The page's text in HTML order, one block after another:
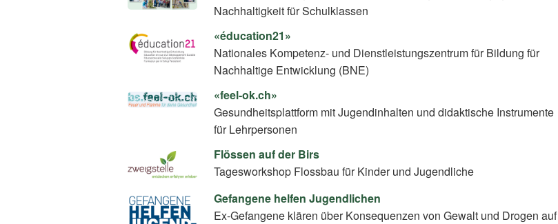
Nachhaltigkeit für Schulklassen
«éducation21»
Nationales Kompetenz- und Dienstleistungszentrum für Bildung für
Nachhaltige Entwicklung (BNE)
«feel-ok.ch»
Gesundheitsplattform mit Jugendinhalten und didaktische Instrumente
für Lehrpersonen
Flössen auf der Birs
Tagesworkshop Flossbau für Kinder und Jugendliche
Gefangene helfen Jugendlichen
Ex-Gefangene klären über Konsequenzen von Gewalt und Drogen auf